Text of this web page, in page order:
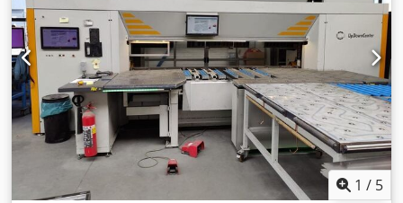
nichtgarantiert werden. Dementsprechend werden Sie
keine Vertretung und Vertragsbedingungen darstellen.Wir
empfehlen Ihnen, alle wichtigen Details zu überprüfen.
1 / 5